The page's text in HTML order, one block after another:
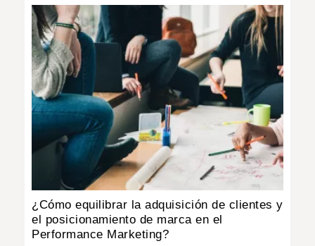
¿Cómo equilibrar la adquisición de clientes y
el posicionamiento de marca en el
Performance Marketing?